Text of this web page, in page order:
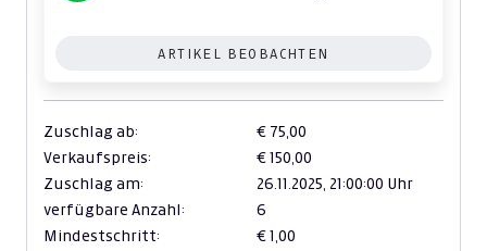
ARTIKEL BEOBACHTEN
Zuschlag ab:
€ 75,00
Verkaufspreis:
€ 150,00
Zuschlag am:
26.11.2025, 21:00:00 Uhr
verfügbare Anzahl:
6
Mindestschritt:
€ 1,00